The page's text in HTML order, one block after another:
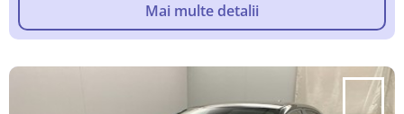
Mai multe detalii